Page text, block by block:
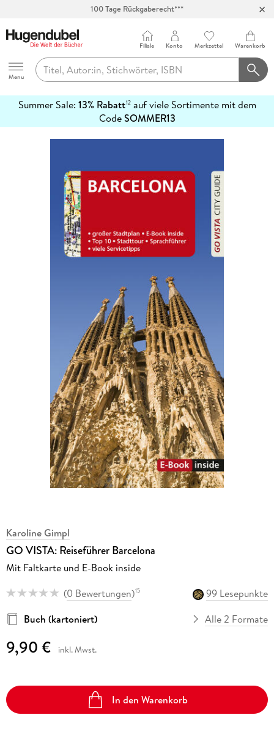
100 Tage Rückgaberecht***
Hugendubel
Menu
Filiale Konto Merkzettel Warenkorb
Summer Sale: 13% Rabatt12auf viele Sortimente mit dem
CodeSOMMER13
erfahren
Karoline Gimpl
GO VISTA: Reiseführer Barcelona
Mit Faltkarte und E-Book inside
(0 Bewertungen)15
99 Lesepunkte
Buch (kartoniert)
Alle 2 Formate
9,90 € inkl. Mwst.
In den Warenkorb